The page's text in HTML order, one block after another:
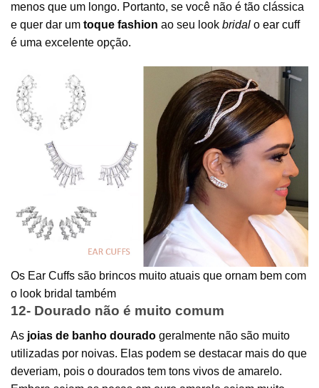
menos que um longo. Portanto, se você não é tão clássica
e quer dar um toque fashion ao seu look bridal o ear cuff
é uma excelente opção.
Os Ear Cuffs são brincos muito atuais que ornam bem com
o look bridal também
12- Dourado não é muito comum
As joias de banho dourado geralmente não são muito
utilizadas por noivas. Elas podem se destacar mais do que
deveriam, pois o dourados tem tons vivos de amarelo.